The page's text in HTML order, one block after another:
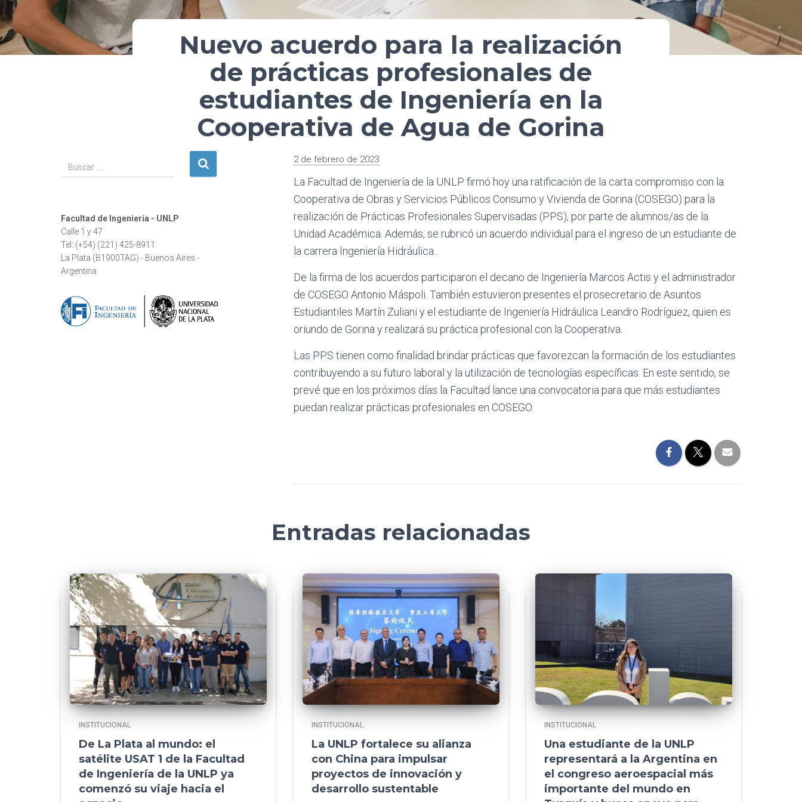
Nuevo acuerdo para la realización
de prácticas profesionales de
estudiantes de Ingeniería en la
Cooperativa de Agua de Gorina
u
a
r
:
Buscar …
Facultad de Ingeniería - UNLP
Calle 1 y 47
Tel: (+54) (221) 425-8911
La Plata (B1900TAG) - Buenos Aires -
Argentina
2 de febrero de 2023
La Facultad de Ingeniería de la UNLP firmó hoy una ratificación de la carta compromiso con la
Cooperativa de Obras y Servicios Públicos Consumo y Vivienda de Gorina (COSEGO) para la
realización de Prácticas Profesionales Supervisadas (PPS), por parte de alumnos/as de la
Unidad Académica. Además, se rubricó un acuerdo individual para el ingreso de un estudiante de
la carrera Ingeniería Hidráulica.
De la firma de los acuerdos participaron el decano de Ingeniería Marcos Actis y el administrador
de COSEGO Antonio Máspoli. También estuvieron presentes el prosecretario de Asuntos
Estudiantiles Martín Zuliani y el estudiante de Ingeniería Hidráulica Leandro Rodríguez, quien es
oriundo de Gorina y realizará su práctica profesional con la Cooperativa.
Las PPS tienen como finalidad brindar prácticas que favorezcan la formación de los estudiantes
contribuyendo a su futuro laboral y la utilización de tecnologías específicas. En este sentido, se
prevé que en los próximos días la Facultad lance una convocatoria para que más estudiantes
puedan realizar prácticas profesionales en COSEGO.
Entradas relacionadas
INSTITUCIONAL
De La Plata al mundo: el
satélite USAT 1 de la Facultad
de Ingeniería de la UNLP ya
comenzó su viaje hacia el
INSTITUCIONAL
La UNLP fortalece su alianza
con China para impulsar
proyectos de innovación y
desarrollo sustentable
INSTITUCIONAL
Una estudiante de la UNLP
representará a la Argentina en
el congreso aeroespacial más
importante del mundo en